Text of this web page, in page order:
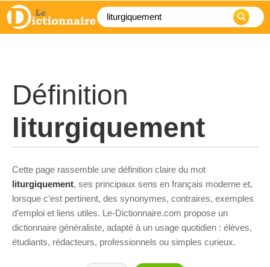
Définition
liturgiquement
Cette page rassemble une définition claire du mot
liturgiquement, ses principaux sens en français moderne et,
lorsque c’est pertinent, des synonymes, contraires, exemples
d’emploi et liens utiles. Le-Dictionnaire.com propose un
dictionnaire généraliste, adapté à un usage quotidien : élèves,
étudiants, rédacteurs, professionnels ou simples curieux.